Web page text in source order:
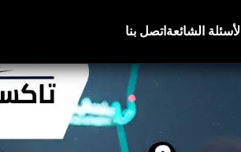
الأسئلة الشائعة اتصل بنا